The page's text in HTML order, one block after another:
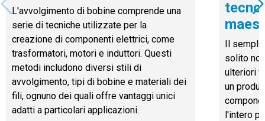
L'avvolgimento di bobine comprende una
serie di tecniche utilizzate per la
creazione di componenti elettrici, come
trasformatori, motori e induttori. Questi
metodi includono diversi stili di
avvolgimento, tipi di bobine e materiali dei
fili, ognuno dei quali offre vantaggi unici
adatti a particolari applicazioni.
Il
solito
ulteriori
un
l'intero